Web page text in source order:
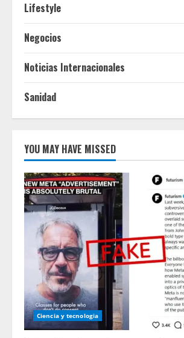
Lifestyle
Negocios
Noticias Internacionales
Sanidad
YOU MAY HAVE MISSED
Ciencia y tecnologia